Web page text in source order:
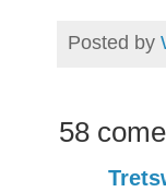
Posted by
58